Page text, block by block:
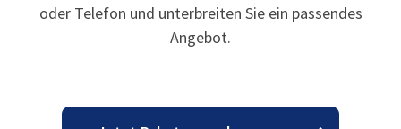
oder Telefon und unterbreiten Sie ein passendes
Angebot.